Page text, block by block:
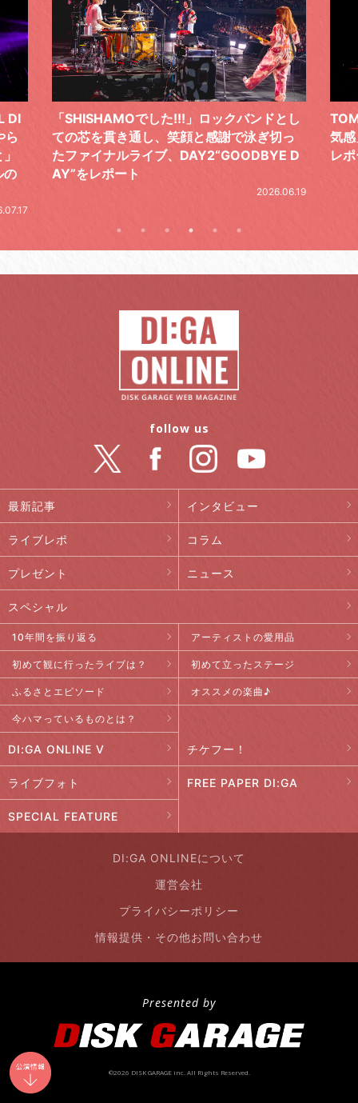
DI
ら
の
「SHISHAMOでした!!!」ロックバンドとし
ての芯を貫き通し、笑顔と感謝で泳ぎ切っ
たファイナルライブ、DAY2“GOODBYE D
AY”をレポート
2026.06.19
気
レ
最新記事 インタビュー
ライブレポ コラム
プレゼント ニュース
スペシャル
10年間を振り返る アーティストの愛用品
初めて観に行ったライブは？ 初めて立ったステージ
ふるさとエピソード オススメの楽曲♪
今ハマっているものとは？
DI:GA ONLINE V チケフー！
ライブフォト FREE PAPER DI:GA
SPECIAL FEATURE
follow us
DI:GA ONLINEについて
運営会社
プライバシーポリシー
情報提供・その他お問い合わせ
Presented by
©2026 DISK GARAGE inc. All Rights Reserved.